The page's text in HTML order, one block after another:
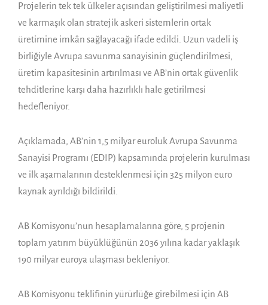
Projelerin tek tek ülkeler açısından geliştirilmesi maliyetli
ve karmaşık olan stratejik askeri sistemlerin ortak
üretimine imkân sağlayacağı ifade edildi. Uzun vadeli iş
birliğiyle Avrupa savunma sanayisinin güçlendirilmesi,
üretim kapasitesinin artırılması ve AB’nin ortak güvenlik
tehditlerine karşı daha hazırlıklı hale getirilmesi
hedefleniyor.
Açıklamada, AB’nin 1,5 milyar euroluk Avrupa Savunma
Sanayisi Programı (EDIP) kapsamında projelerin kurulması
ve ilk aşamalarının desteklenmesi için 325 milyon euro
kaynak ayrıldığı bildirildi.
AB Komisyonu’nun hesaplamalarına göre, 5 projenin
toplam yatırım büyüklüğünün 2036 yılına kadar yaklaşık
190 milyar euroya ulaşması bekleniyor.
AB Komisyonu teklifinin yürürlüğe girebilmesi için AB